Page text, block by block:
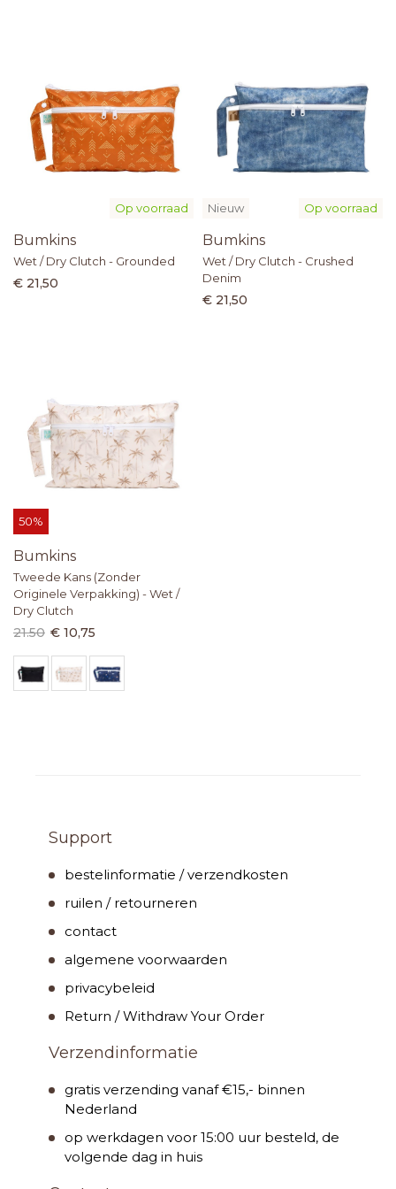
Op voorraad
Bumkins
Wet / Dry Clutch - Grounded
€ 21,50
Op voorraad
Nieuw
Bumkins
Wet / Dry Clutch - Crushed
Denim
€ 21,50
50%
Bumkins
Tweede Kans (Zonder
Originele Verpakking) - Wet /
Dry Clutch
21.50 € 10,75
Support
bestelinformatie / verzendkosten
ruilen / retourneren
contact
algemene voorwaarden
privacybeleid
Return / Withdraw Your Order
Verzendinformatie
gratis verzending vanaf €15,- binnen
Nederland
op werkdagen voor 15:00 uur besteld, de
volgende dag in huis